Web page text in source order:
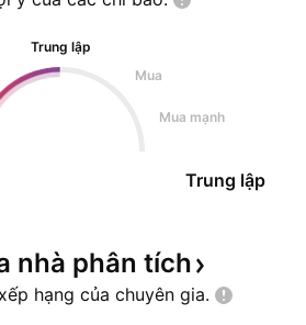
Trung lập
Mua
Mua mạnh
Trung lập
nhà phân tích
hạng của chuyên gia.